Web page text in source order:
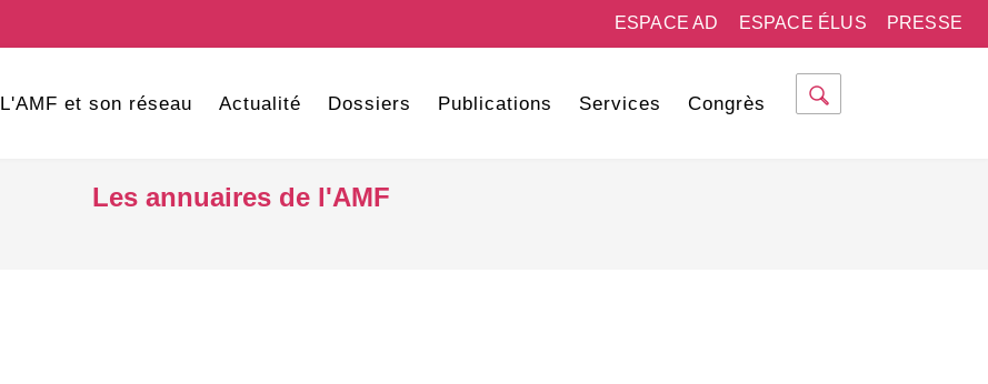
PRESSE
ESPACE ÉLUS
ESPACE AD
L'AMF et son réseau Actualité Dossiers Publications Services Congrès
Les annuaires de l'AMF